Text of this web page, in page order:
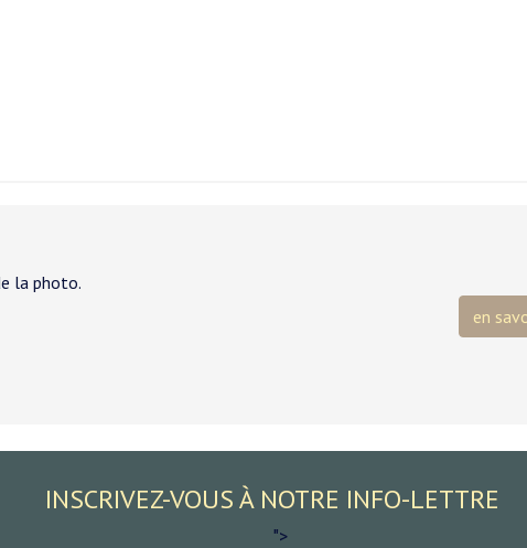
la photo.
en
INSCRIVEZ-VOUS À NOTRE INFO-LETTRE
">